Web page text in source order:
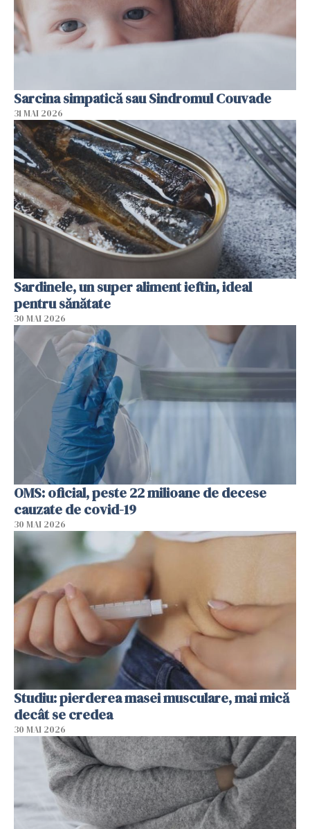
Sarcina simpatică sau Sindromul Couvade
31 MAI 2026
Sardinele, un super aliment ieftin, ideal
pentru sănătate
30 MAI 2026
OMS: oficial, peste 22 milioane de decese
cauzate de covid-19
30 MAI 2026
Studiu: pierderea masei musculare, mai mică
decât se credea
30 MAI 2026